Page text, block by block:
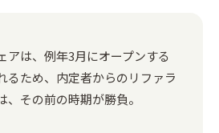
アは、例年3月にオープンする
るため、内定者からのリファラ
、その前の時期が勝負。